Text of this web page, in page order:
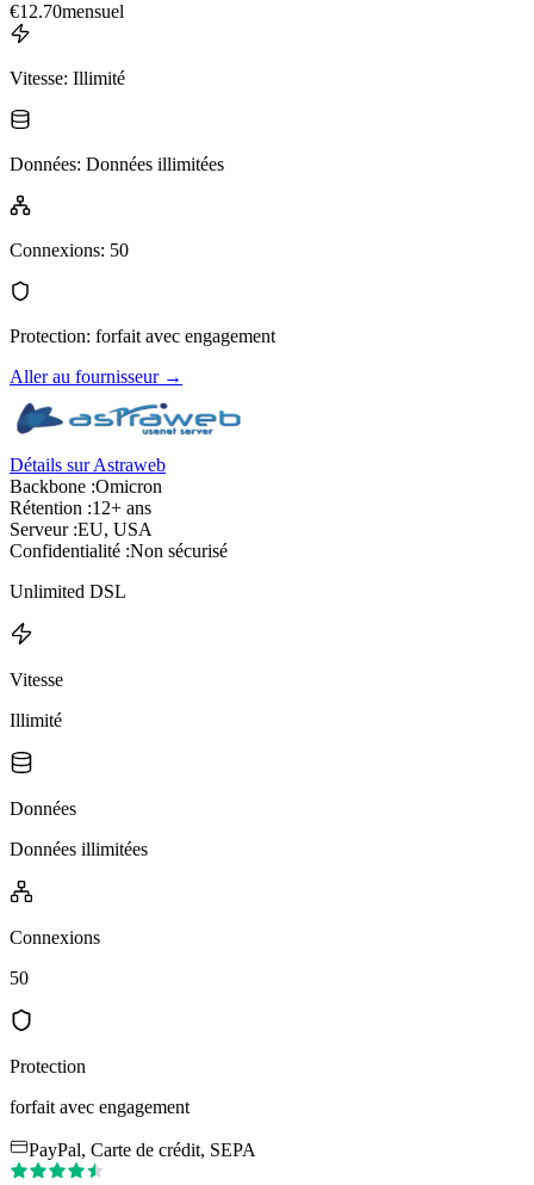
€12.70mensuel
Vitesse: Illimité
Données: Données illimitées
Connexions: 50
Protection: forfait avec engagement
Aller au fournisseur→
Détails sur Astraweb
Backbone :Omicron
Rétention :12+ ans
Serveur :EU, USA
Confidentialité :Non sécurisé
Unlimited DSL
Vitesse
Illimité
Données
Données illimitées
Connexions
50
Protection
forfait avec engagement
PayPal, Carte de crédit, SEPA